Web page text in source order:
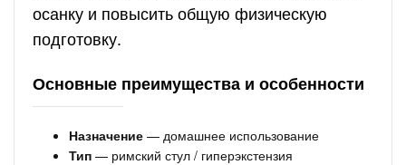
осанку и повысить общую физическую
подготовку.
Основные преимущества и особенности
Назначение — домашнее использование
Тип — римский стул / гиперэкстензия